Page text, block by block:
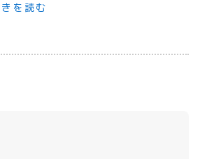
1481-9900
を読む